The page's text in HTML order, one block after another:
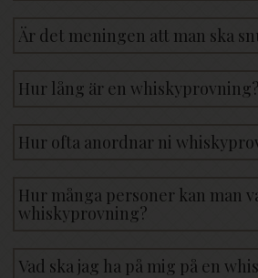
Är det meningen att man ska
Hur lång är en whiskyprovning?
Hur ofta anordnar ni
Hur många personer kan man
whiskyprovning?
Vad ska jag ha på mig på en